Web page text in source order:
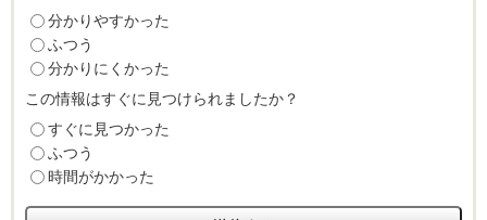
分かりやすかった
ふつう
分かりにくかった
この情報はすぐに見つけられましたか？
すぐに見つかった
ふつう
時間がかかった